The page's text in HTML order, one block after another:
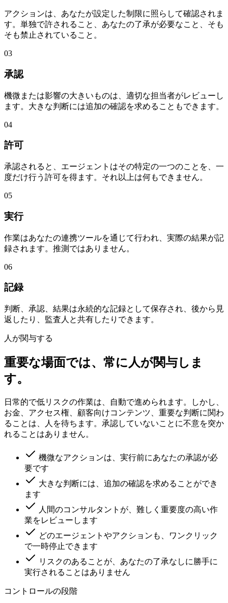
アクションは、あなたが設定した制限に照らして確認されま
す。単独で許されること、あなたの了承が必要なこと、そも
そも禁止されていること。
03
承認
機微または影響の大きいものは、適切な担当者がレビューし
ます。大きな判断には追加の確認を求めることもできます。
04
許可
承認されると、エージェントはその特定の一つのことを、一
度だけ行う許可を得ます。それ以上は何もできません。
05
実行
作業はあなたの連携ツールを通じて行われ、実際の結果が記
録されます。推測ではありません。
06
記録
判断、承認、結果は永続的な記録として保存され、後から見
返したり、監査人と共有したりできます。
人が関与する
重要な場面では、常に人が関与しま
す。
日常的で低リスクの作業は、自動で進められます。しかし、
お金、アクセス権、顧客向けコンテンツ、重要な判断に関わ
ることは、人を待ちます。承認していないことに不意を突か
れることはありません。
機微なアクションは、実行前にあなたの承認が必
要です
大きな判断には、追加の確認を求めることができ
ます
人間のコンサルタントが、難しく重要度の高い作
業をレビューします
どのエージェントやアクションも、ワンクリック
で一時停止できます
リスクのあることが、あなたの了承なしに勝手に
実行されることはありません
コントロールの段階